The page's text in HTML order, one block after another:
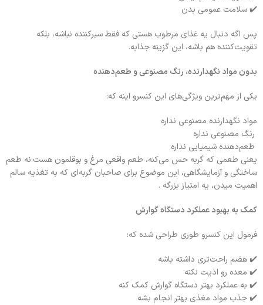
✔️ سلامت عمومی بدن
پس اگه دنبال یه غذای مرطوب هستی که فقط سیرکننده نباشه، بلکه
تقویت‌کننده هم باشه، این گزینه جذابه.
بدون مواد نگهدارنده، رنگ مصنوعی و طعم‌دهنده
یکی از مهم‌ترین ویژگی‌های این کنسرو اینه که:
مواد نگهدارنده مصنوعی نداره
رنگ مصنوعی نداره
طعم‌دهنده شیمیایی نداره
یعنی طعمی که گربه حس می‌کنه، طعم واقعی مرغ و بوقلمون هست؛نه طعم
ساختگی و آزمایشگاهی، این موضوع برای صاحبان گربه‌ای که به تغذیه سالم
اهمیت میدن، یه امتیاز بزرگه .
کمک به بهبود عملکرد دستگاه گوارش
فرمول این کنسرو طوری طراحی شده که:
✔️ هضم راحت‌تری داشته باشه
✔️ معده رو اذیت نکنه
✔️ به عملکرد بهتر دستگاه گوارش کمک کنه
✔️ جذب مواد مغذی بهتر انجام بشه